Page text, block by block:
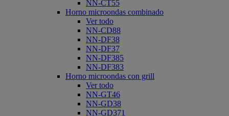
NN-CT55
Horno microondas combinado
Ver todo
NN-CD88
NN-DF38
NN-DF37
NN-DF385
NN-DF383
Horno microondas con grill
Ver todo
NN-GT46
NN-GD38
NN-GD371